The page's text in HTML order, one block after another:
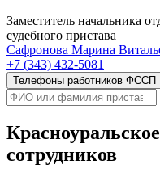
Заместитель начальника
судебного пристава
Сафронова Марина
+7 (343) 432-5081
Телефоны работников ФССП
сотрудников